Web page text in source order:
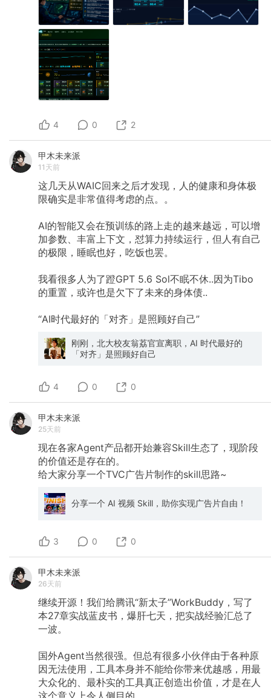
4 0 2
甲木未来派
11天前
这几天从WAIC回来之后才发现，人的健康和身体极
限确实是非常值得考虑的点。。
AI的智能又会在预训练的路上走的越来越远，可以增
加参数、丰富上下文，怼算力持续运行，但人有自己
的极限，睡眠也好，吃饭也罢。
我看很多人为了蹬GPT 5.6 Sol不眠不休..因为Tibo
的重置，或许也是欠下了未来的身体债..
“AI时代最好的「对齐」是照顾好自己”
刚刚，北大校友翁荔官宣离职，AI 时代最好的
「对齐」是照顾好自己
4 0 0
甲木未来派
25天前
现在各家Agent产品都开始兼容Skill生态了，现阶段
的价值还是存在的。
给大家分享一个TVC广告片制作的skill思路~
分享一个 AI 视频 Skill，助你实现广告片自由！
3 0 0
甲木未来派
26天前
继续开源！我们给腾讯“新太子”WorkBuddy，写了
本27章实战蓝皮书，爆肝七天，把实战经验汇总了
一波。
国外Agent当然很强。但总有很多小伙伴由于各种原
因无法使用，工具本身并不能给你带来优越感，用最
大众化的、最朴实的工具真正创造出价值，才是在人
这个意义上令人侧目的。